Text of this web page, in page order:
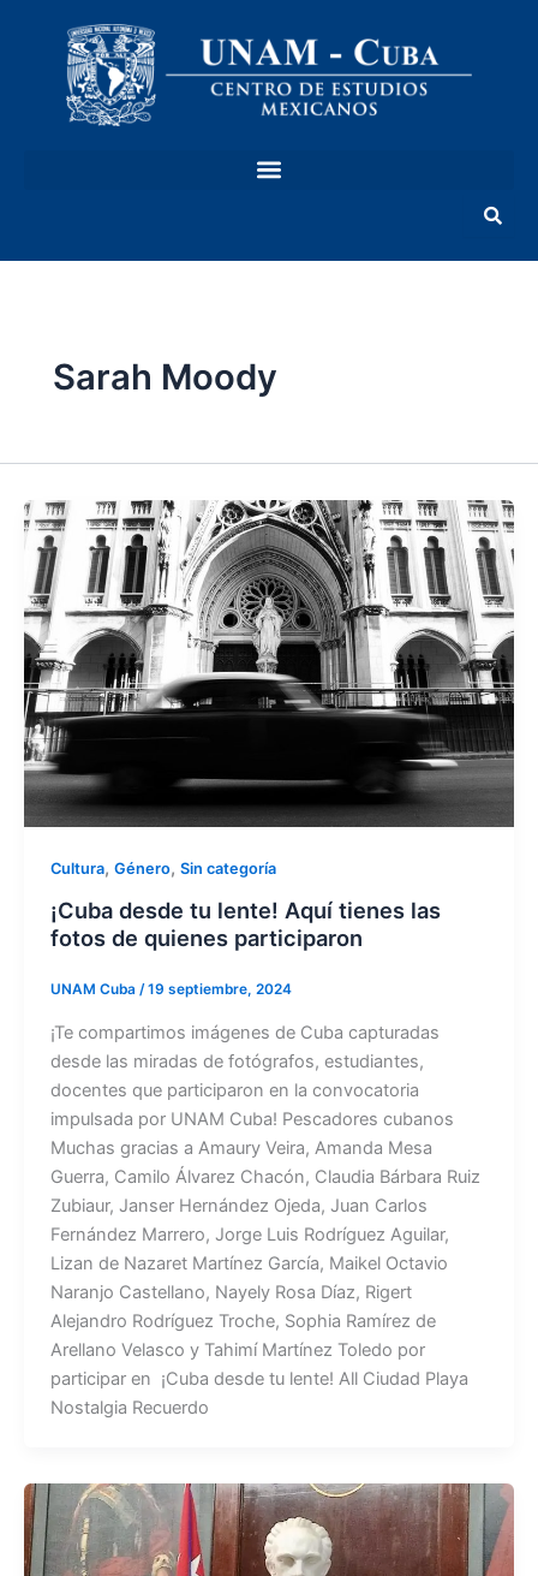
contenido
Sarah Moody
Cultura, Género, Sin categoría
¡Cuba desde tu lente! Aquí tienes las
fotos de quienes participaron
UNAM Cuba /19 septiembre, 2024
¡Te compartimos imágenes de Cuba capturadas
desde las miradas de fotógrafos, estudiantes,
docentes que participaron en la convocatoria
impulsada por UNAM Cuba! Pescadores cubanos
Muchas gracias a Amaury Veira, Amanda Mesa
Guerra, Camilo Álvarez Chacón, Claudia Bárbara Ruiz
Zubiaur, Janser Hernández Ojeda, Juan Carlos
Fernández Marrero, Jorge Luis Rodríguez Aguilar,
Lizan de Nazaret Martínez García, Maikel Octavio
Naranjo Castellano, Nayely Rosa Díaz, Rigert
Alejandro Rodríguez Troche, Sophia Ramírez de
Arellano Velasco y Tahimí Martínez Toledo por
participar en ¡Cuba desde tu lente! All Ciudad Playa
Nostalgia Recuerdo